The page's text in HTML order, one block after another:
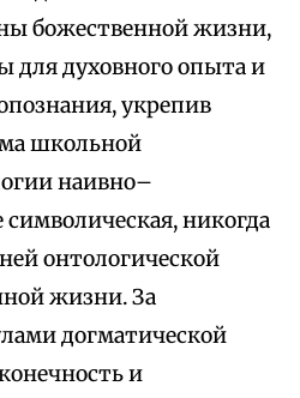
божественной жизни,
для духовного опыта и
укрепив
школьной
наивно–
символическая, никогда
онтологической
жизни. За
догматической
и